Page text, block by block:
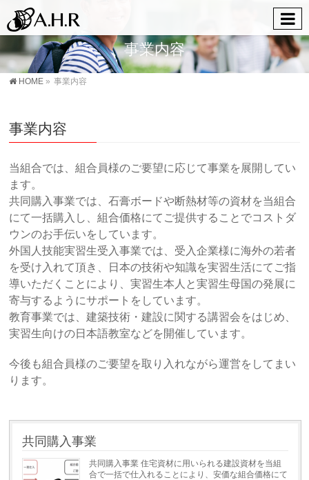
事業内容
HOME » 事業内容
事業内容
当組合では、組合員様のご要望に応じて事業を展開してい
ます。
共同購入事業では、石膏ボードや断熱材等の資材を当組合
にて一括購入し、組合価格にてご提供することでコストダ
ウンのお手伝いをしています。
外国人技能実習生受入事業では、受入企業様に海外の若者
を受け入れて頂き、日本の技術や知識を実習生活にてご指
導いただくことにより、実習生本人と実習生母国の発展に
寄与するようにサポートをしています。
教育事業では、建築技術・建設に関する講習会をはじめ、
実習生向けの日本語教室などを開催しています。
今後も組合員様のご要望を取り入れながら運営をしてまい
ります。
共同購入事業
共同購入事業 住宅資材に用いられる建設資材を当組
合で一括で仕入れることにより、安価な組合価格にて